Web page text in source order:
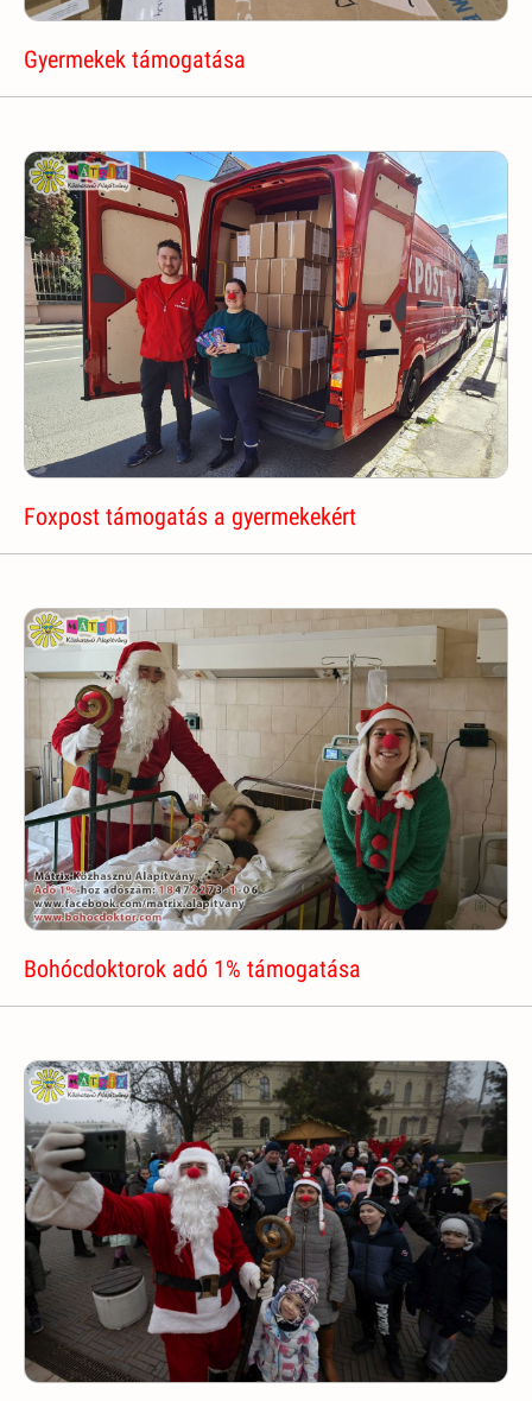
Gyermekek támogatása
Foxpost támogatás a gyermekekért
Bohócdoktorok adó 1% támogatása